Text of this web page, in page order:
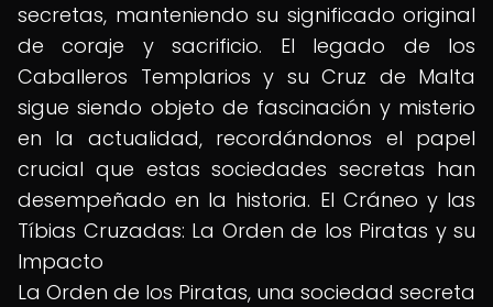
secretas, manteniendo su significado original
de coraje y sacrificio. El legado de los
Caballeros Templarios y su Cruz de Malta
sigue siendo objeto de fascinación y misterio
en la actualidad, recordándonos el papel
crucial que estas sociedades secretas han
desempeñado en la historia. El Cráneo y las
Tíbias Cruzadas: La Orden de los Piratas y su
Impacto
La Orden de los Piratas, una sociedad secreta